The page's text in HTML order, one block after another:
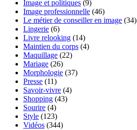
Image et politiques (9)
Image professionnelle (46)
Le métier de conseiller en image (34)
Lingerie (6)
Livre relooking (14)
Maintien du corps (4)
Maquillage (22)
Mariage (26)
Morphologie (37)
Presse (11)
Savoir-vivre (4)
Shopping (43)
Sourire (4)
Style (123)
Vidéos (344)